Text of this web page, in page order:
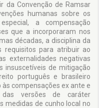
da Convenção de Ramsar
humanas sobre os
a compensação
que a incorporaram nos
décadas, a disciplina da
requisitos para atribuir ao
externalidades negativas
insuscetíveis de mitigação
português e brasileiro
compensações ex ante e
versões de caráter
medidas de cunho local no